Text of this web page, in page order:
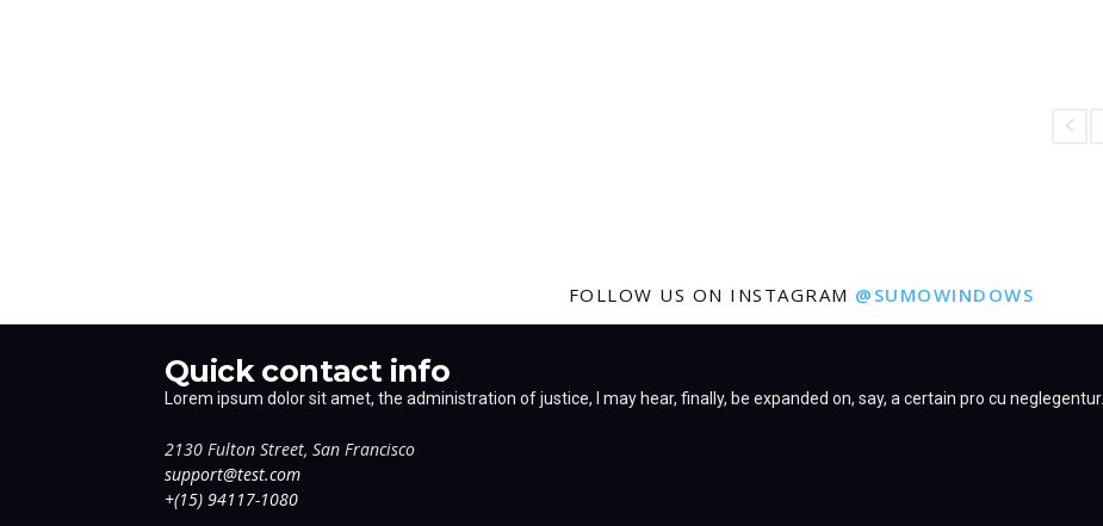
FOLLOW US ON INSTAGRAM @SUMOWINDOWS
Quick contact info
Lorem ipsum dolor sit amet, the administration of justice, I may hear, finally, be expanded on, say, a certain pro cu neglegentur.
2130 Fulton Street, San Francisco
support@test.com
+(15) 94117-1080